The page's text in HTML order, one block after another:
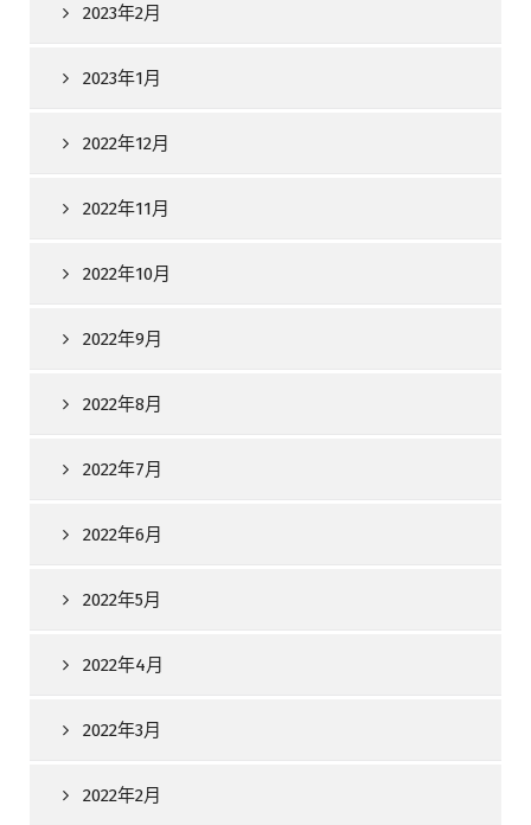
2023年2月
2023年1月
2022年12月
2022年11月
2022年10月
2022年9月
2022年8月
2022年7月
2022年6月
2022年5月
2022年4月
2022年3月
2022年2月